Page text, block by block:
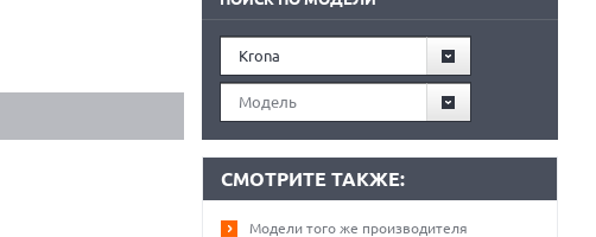
Krona
Модель
СМОТРИТЕ ТАКЖЕ:
Модели того же производителя